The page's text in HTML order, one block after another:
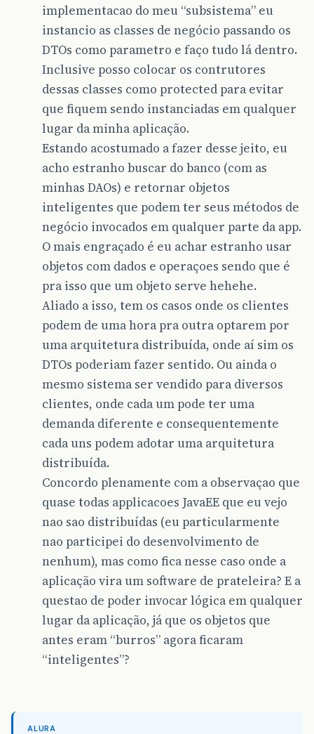
implementacao do meu “subsistema” eu
instancio as classes de negócio passando os
DTOs como parametro e faço tudo lá dentro.
Inclusive posso colocar os contrutores
dessas classes como protected para evitar
que fiquem sendo instanciadas em qualquer
lugar da minha aplicação.
Estando acostumado a fazer desse jeito, eu
acho estranho buscar do banco (com as
minhas DAOs) e retornar objetos
inteligentes que podem ter seus métodos de
negócio invocados em qualquer parte da app.
O mais engraçado é eu achar estranho usar
objetos com dados e operaçoes sendo que é
pra isso que um objeto serve hehehe.
Aliado a isso, tem os casos onde os clientes
podem de uma hora pra outra optarem por
uma arquitetura distribuída, onde aí sim os
DTOs poderiam fazer sentido. Ou ainda o
mesmo sistema ser vendido para diversos
clientes, onde cada um pode ter uma
demanda diferente e consequentemente
cada uns podem adotar uma arquitetura
distribuída.
Concordo plenamente com a observaçao que
quase todas applicacoes JavaEE que eu vejo
nao sao distribuídas (eu particularmente
nao participei do desenvolvimento de
nenhum), mas como fica nesse caso onde a
aplicação vira um software de prateleira? E a
questao de poder invocar lógica em qualquer
lugar da aplicação, já que os objetos que
antes eram “burros” agora ficaram
“inteligentes”?
ALURA